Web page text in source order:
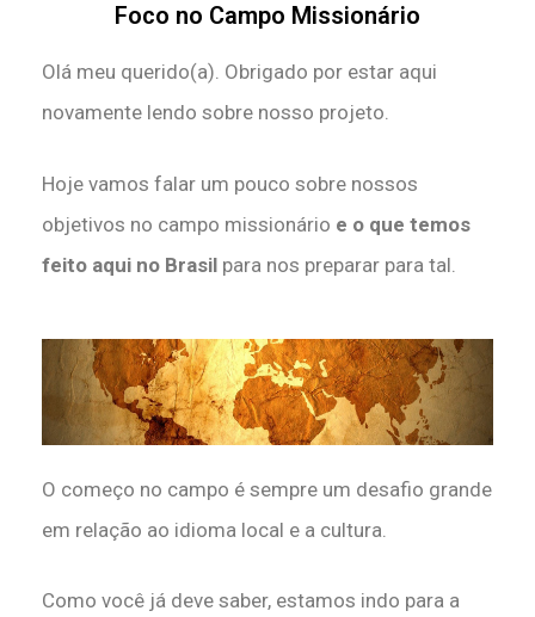
Foco no Campo Missionário
Olá meu querido(a). Obrigado por estar aqui
novamente lendo sobre nosso projeto.
Hoje vamos falar um pouco sobre nossos
objetivos no campo missionário e o que temos
feito aqui no Brasil para nos preparar para tal.
O começo no campo é sempre um desafio grande
em relação ao idioma local e a cultura.
Como você já deve saber, estamos indo para a